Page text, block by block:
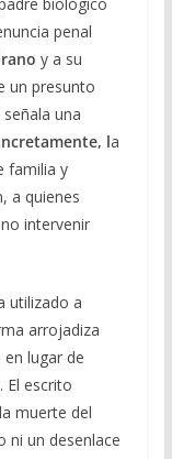
penal
y a su
un presunto
una
la
familia y
a quienes
intervenir
utilizado a
arrojadiza
lugar de
El escrito
muerte del
ni un desenlace